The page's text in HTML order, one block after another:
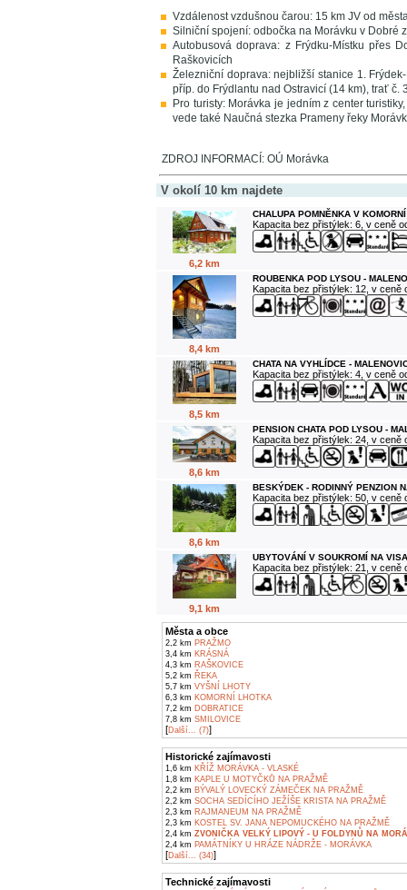
Vzdálenost vzdušnou čarou: 15 km JV od
Silniční spojení: odbočka na Morávku v Dobré
Autobusová doprava: z Frýdku-Místku přes
Raškovicích
Železniční doprava: nejbližší stanice 1.
příp. do Frýdlantu nad Ostravicí (14 km), trať č.
Pro turisty: Morávka je jedním z center
vede také Naučná stezka Prameny řeky
ZDROJ INFORMACÍ: OÚ Morávka
V okolí 10 km najdete
6,2 km
CHALUPA POMNĚNKA V
Kapacita bez přistýlek: 6, v ceně
8,4 km
ROUBENKA POD LYSOU -
Kapacita bez přistýlek: 12, v ceně
8,5 km
CHATA NA VYHLÍDCE -
Kapacita bez přistýlek: 4, v ceně
8,6 km
PENSION CHATA POD LYSOU -
Kapacita bez přistýlek: 24, v ceně
8,6 km
BESKÝDEK - RODINNÝ PENZION
Kapacita bez přistýlek: 50, v ceně
9,1 km
UBYTOVÁNÍ V SOUKROMÍ NA
Kapacita bez přistýlek: 21, v ceně
Města a obce
2,2 km PRAŽMO
3,4 km KRÁSNÁ
4,3 km RAŠKOVICE
5,2 km ŘEKA
5,7 km VYŠNÍ LHOTY
6,3 km KOMORNÍ LHOTKA
7,2 km DOBRATICE
7,8 km SMILOVICE
[Další... (7)]
Historické zajímavosti
1,6 km KŘÍŽ MORÁVKA - VLASKÉ
1,8 km KAPLE U MOTYČKŮ NA PRAŽMĚ
2,2 km BÝVALÝ LOVECKÝ ZÁMEČEK NA PRAŽMĚ
2,2 km SOCHA SEDÍCÍHO JEŽÍŠE KRISTA NA PRAŽMĚ
2,3 km RAJMANEUM NA PRAŽMĚ
2,3 km KOSTEL SV. JANA NEPOMUCKÉHO NA PRAŽMĚ
2,4 km ZVONIČKA VELKÝ LIPOVÝ - U FOLDYNŮ NA
2,4 km PAMÁTNÍKY U HRÁZE NÁDRŽE - MORÁVKA
[Další... (34)]
Technické zajímavosti